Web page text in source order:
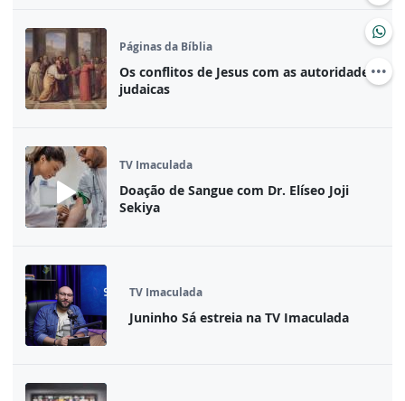
Páginas da Bíblia
Os conflitos de Jesus com as autoridades
judaicas
TV Imaculada
Doação de Sangue com Dr. Elíseo Joji
Sekiya
TV Imaculada
Juninho Sá estreia na TV Imaculada